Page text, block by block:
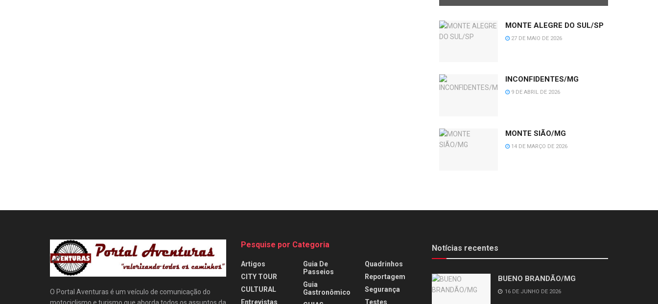
MONTE ALEGRE DO SUL/SP
27 DE MAIO DE 2026
INCONFIDENTES/MG
9 DE ABRIL DE 2026
MONTE SIÃO/MG
14 DE MARÇO DE 2026
O Portal Aventuras é um veículo de comunicação do
Pesquise por Categoria
Artigos
CITY TOUR
CULTURAL
Entrevistas
Guia De
Passeios
Guia
Gastronômico
Quadrinhos
Reportagem
Segurança
Testes
Notícias recentes
BUENO BRANDÃO/MG
16 DE JUNHO DE 2026